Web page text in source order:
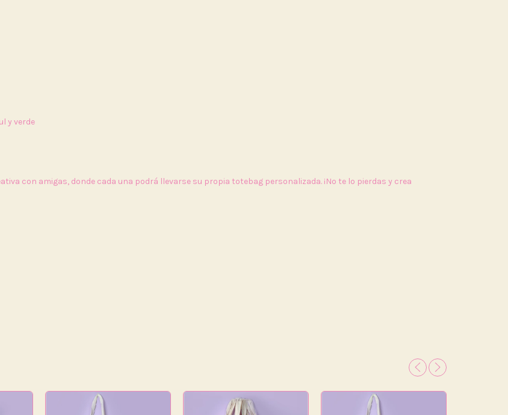
y verde
con amigas, donde cada una podrá llevarse su propia totebag personalizada. ¡No te lo pierdas y crea